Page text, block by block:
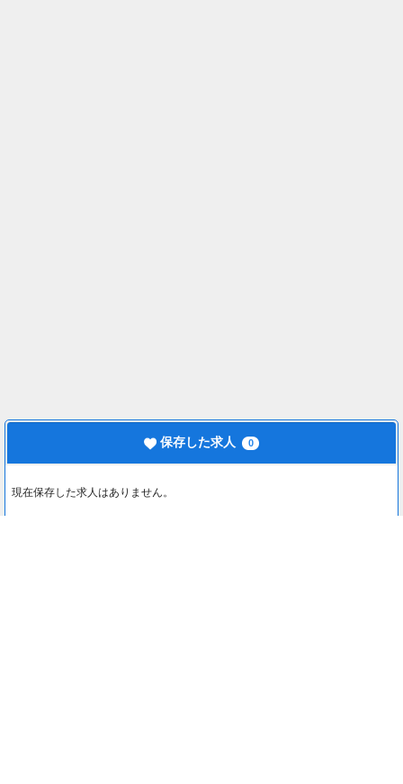
保存した求人 0
現在保存した求人はありません。